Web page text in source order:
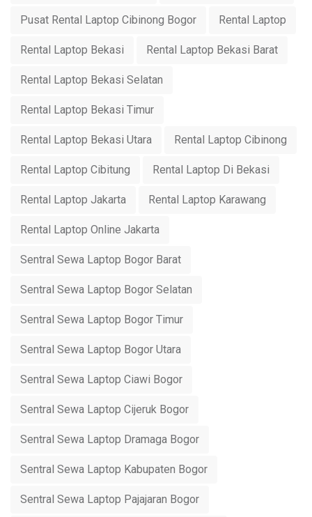
Pusat Rental Laptop Cibinong Bogor Rental Laptop
Rental Laptop Bekasi Rental Laptop Bekasi Barat
Rental Laptop Bekasi Selatan
Rental Laptop Bekasi Timur
Rental Laptop Bekasi Utara Rental Laptop Cibinong
Rental Laptop Cibitung Rental Laptop Di Bekasi
Rental Laptop Jakarta Rental Laptop Karawang
Rental Laptop Online Jakarta
Sentral Sewa Laptop Bogor Barat
Sentral Sewa Laptop Bogor Selatan
Sentral Sewa Laptop Bogor Timur
Sentral Sewa Laptop Bogor Utara
Sentral Sewa Laptop Ciawi Bogor
Sentral Sewa Laptop Cijeruk Bogor
Sentral Sewa Laptop Dramaga Bogor
Sentral Sewa Laptop Kabupaten Bogor
Sentral Sewa Laptop Pajajaran Bogor